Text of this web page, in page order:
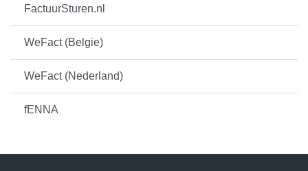
FactuurSturen.nl
WeFact (Belgie)
WeFact (Nederland)
fENNA